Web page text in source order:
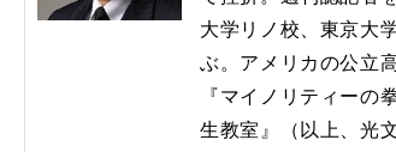
大学リノ校、東京大
ぶ。アメリカの公立
『マイノリティーの
生教室』（以上、光